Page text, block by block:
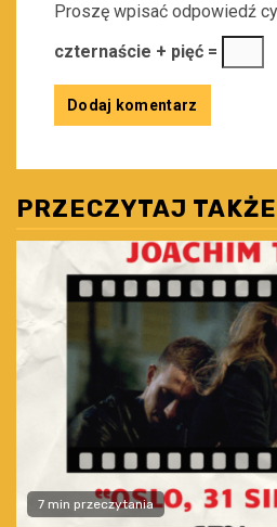
Proszę wpisać odpowiedź
czternaście + pięć =
PRZECZYTAJ TAKŻE
7 min przeczytania